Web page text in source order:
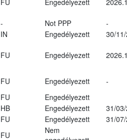
FU Engedélyezett
- Not PPP
-
IN Engedélyezett
30/
FU Engedélyezett
FU Engedélyezett
-
FU
Engedélyezett
HB Engedélyezett
31/
FU Engedélyezett
31/
FU
Nem